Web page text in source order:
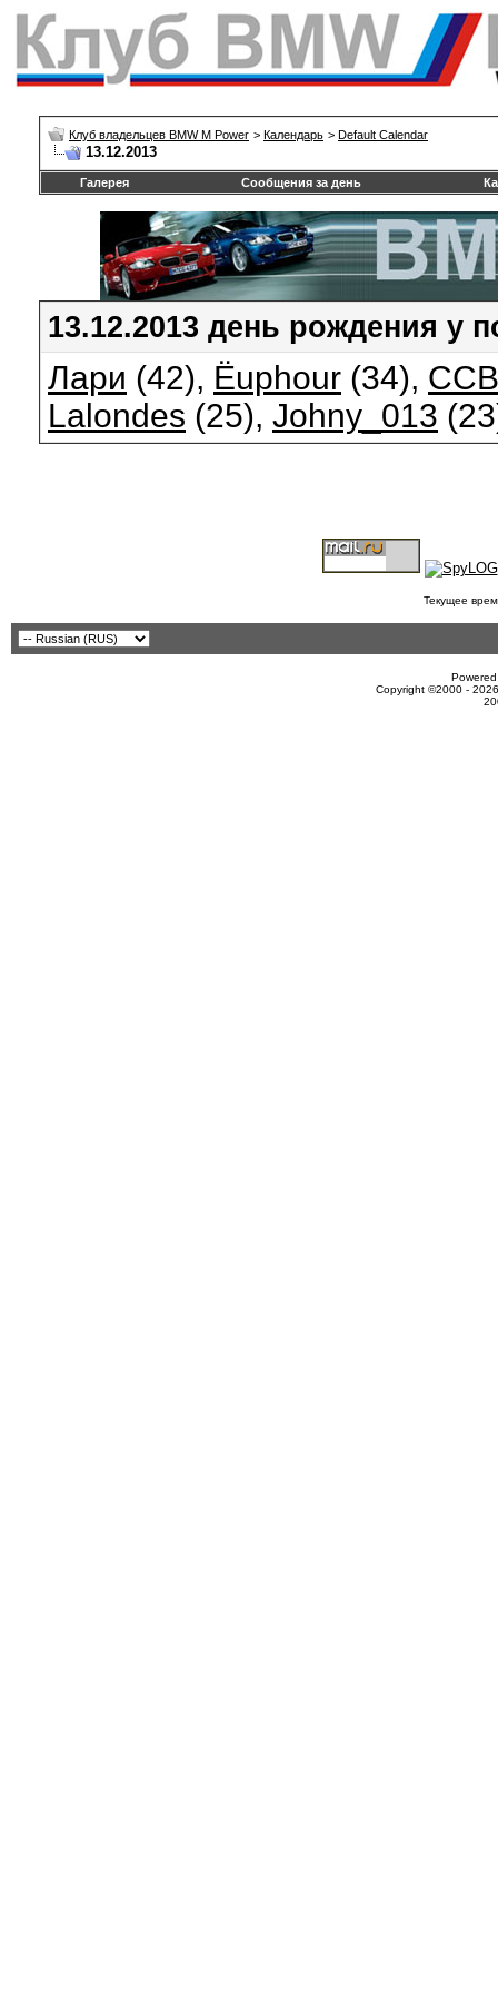
Клуб владельцев BMW M Power > Календарь > Default Calendar
13.12.2013
Галерея Сообщения за день
13.12.2013 день рождения у
Лари (42), Ёuphour (34),
Lalondes (25), Johny_013
Текущее
Copyright ©2000 -